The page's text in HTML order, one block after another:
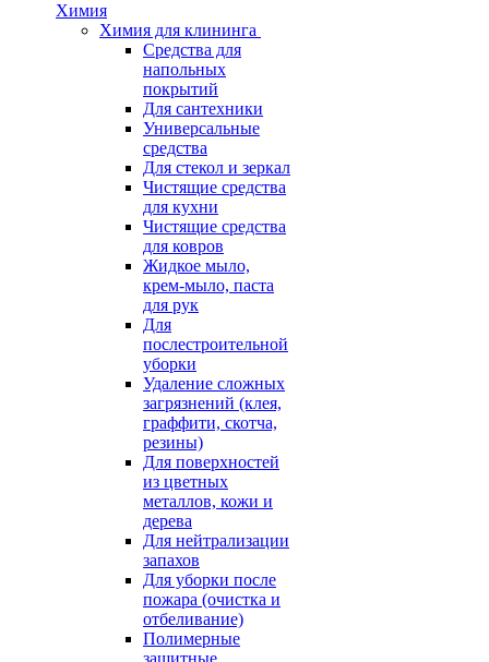
Химия
Химия для клининга
Средства для
напольных
покрытий
Для сантехники
Универсальные
средства
Для стекол и зеркал
Чистящие средства
для кухни
Чистящие средства
для ковров
Жидкое мыло,
крем-мыло, паста
для рук
Для
послестроительной
уборки
Удаление сложных
загрязнений (клея,
граффити, скотча,
резины)
Для поверхностей
из цветных
металлов, кожи и
дерева
Для нейтрализации
запахов
Для уборки после
пожара (очистка и
отбеливание)
Полимерные
защитные